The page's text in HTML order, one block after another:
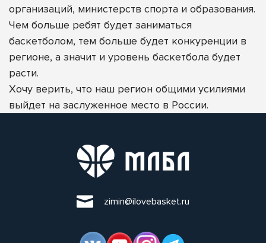
организаций, министерств спорта и образования.
Чем больше ребят будет заниматься
баскетболом, тем больше будет конкуренции в
регионе, а значит и уровень баскетбола будет
расти.
Хочу верить, что наш регион общими усилиями
выйдет на заслуженное место в России.
zimin@ilovebasket.ru